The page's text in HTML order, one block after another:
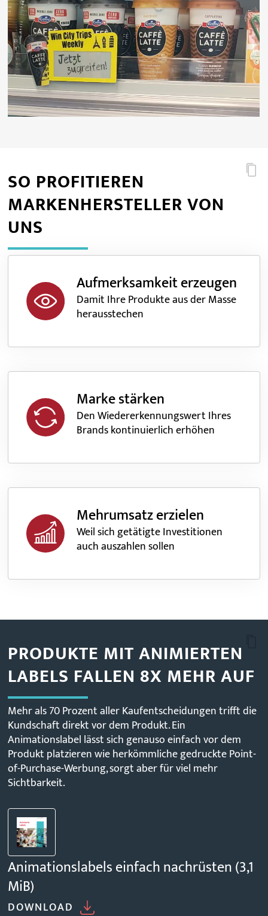
SO PROFITIEREN
MARKENHERSTELLER VON
UNS
Aufmerksamkeit erzeugen
Damit Ihre Produkte aus der Masse
herausstechen
Marke stärken
Den Wiedererkennungswert Ihres
Brands kontinuierlich erhöhen
Mehrumsatz erzielen
Weil sich getätigte Investitionen
auch auszahlen sollen
PRODUKTE MIT ANIMIERTEN
LABELS FALLEN 8X MEHR AUF
Mehr als 70 Prozent aller Kaufentscheidungen trifft die
Kundschaft direkt vor dem Produkt. Ein
Animationslabel lässt sich genauso einfach vor dem
Produkt platzieren wie herkömmliche gedruckte Point-
of-Purchase-Werbung, sorgt aber für viel mehr
Sichtbarkeit.
Animationslabels einfach nachrüsten(3,1
MiB)
DOWNLOAD